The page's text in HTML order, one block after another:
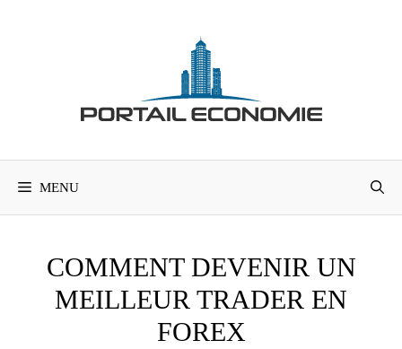
MENU
COMMENT DEVENIR UN
MEILLEUR TRADER EN
FOREX